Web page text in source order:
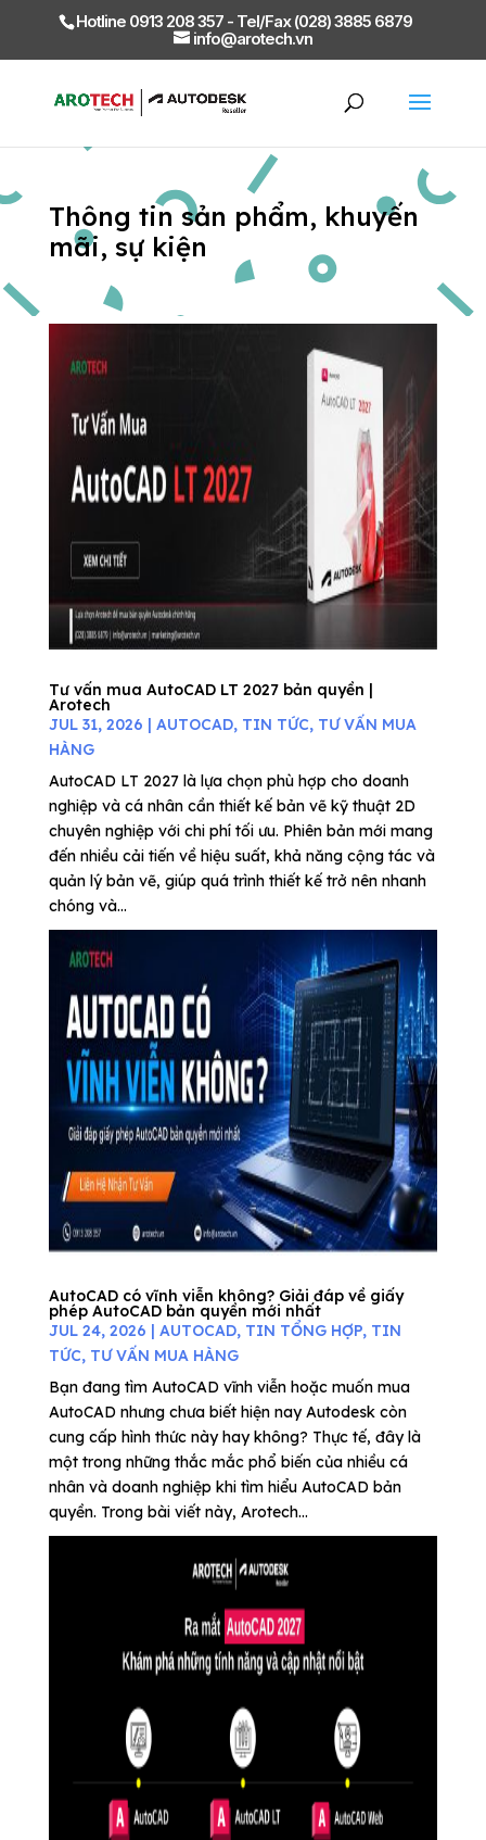
Hotline 0913 208 357 - Tel/Fax (028) 3885 6879
info@arotech.vn
Thông tin sản phẩm, khuyến
mãi, sự kiện
Tư vấn mua AutoCAD LT 2027 bản quyền |
Arotech
JUL 31, 2026 | AUTOCAD, TIN TỨC, TƯ VẤN MUA
HÀNG
AutoCAD LT 2027 là lựa chọn phù hợp cho doanh
nghiệp và cá nhân cần thiết kế bản vẽ kỹ thuật 2D
chuyên nghiệp với chi phí tối ưu. Phiên bản mới mang
đến nhiều cải tiến về hiệu suất, khả năng cộng tác và
quản lý bản vẽ, giúp quá trình thiết kế trở nên nhanh
chóng và...
AutoCAD có vĩnh viễn không? Giải đáp về giấy
phép AutoCAD bản quyền mới nhất
JUL 24, 2026 | AUTOCAD, TIN TỔNG HỢP, TIN
TỨC, TƯ VẤN MUA HÀNG
Bạn đang tìm AutoCAD vĩnh viễn hoặc muốn mua
AutoCAD nhưng chưa biết hiện nay Autodesk còn
cung cấp hình thức này hay không? Thực tế, đây là
một trong những thắc mắc phổ biến của nhiều cá
nhân và doanh nghiệp khi tìm hiểu AutoCAD bản
quyền. Trong bài viết này, Arotech...